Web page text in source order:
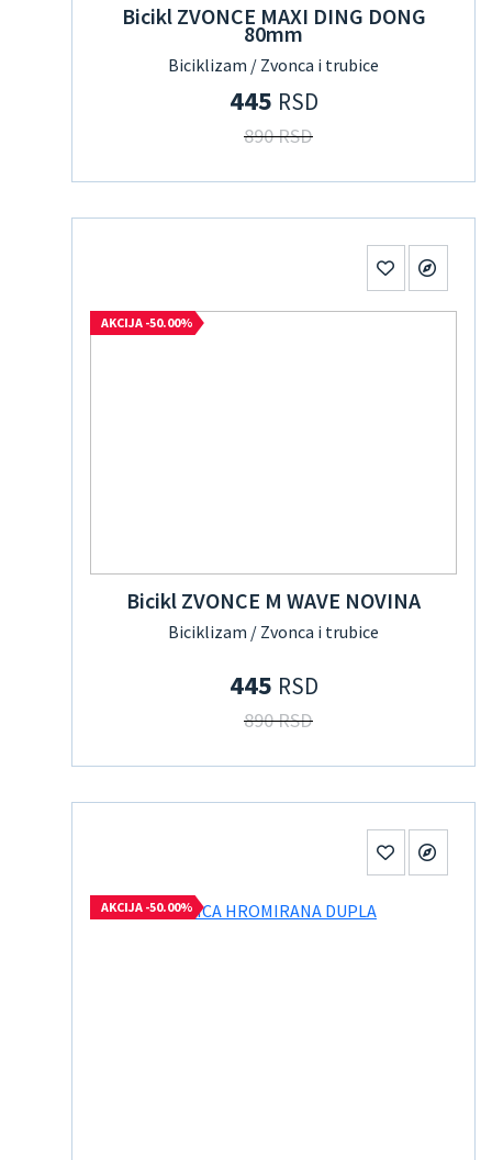
Bicikl ZVONCE MAXI DING DONG
80mm
Biciklizam / Zvonca i trubice
445 RSD
890 RSD
AKCIJA -50.00%
Bicikl ZVONCE M WAVE NOVINA
Biciklizam / Zvonca i trubice
445 RSD
890 RSD
AKCIJA -50.00%